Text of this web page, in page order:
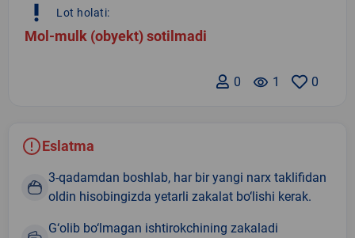
priority_high Lot holati:
Mol-mulk (obyekt) sotilmadi
0
remove_red_eye 1
0
Eslatma
3-qadamdan boshlab, har bir yangi narx taklifidan
oldin hisobingizda yetarli zakalat bo‘lishi kerak.
G‘olib bo‘lmagan ishtirokchining zakaladi